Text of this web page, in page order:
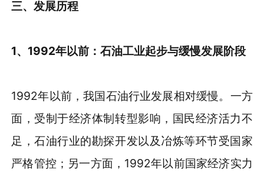
三、发展历程
1、1992年以前：石油工业起步与缓慢发展阶段
1992年以前，我国石油行业发展相对缓慢。一方
面，受制于经济体制转型影响，国民经济活力不
足，石油行业的勘探开发以及冶炼等环节受国家
严格管控；另一方面，1992年以前国家经济实力